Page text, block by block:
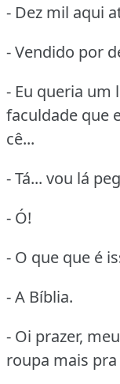
- Dez mil aqui
- Vendido por
- Eu queria um
faculdade que
cê...
- Tá... vou lá
- Ó!
- O que que é
- A Bíblia.
- Oi prazer,
roupa mais